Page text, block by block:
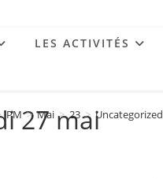
LES ACTIVITÉS
27 mai
PM > Mai > 23 > Uncategorized